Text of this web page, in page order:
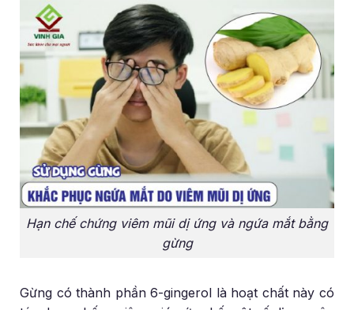
Hạn chế chứng viêm mũi dị ứng và ngứa mắt bằng
gừng
Gừng có thành phần 6-gingerol là hoạt chất này có